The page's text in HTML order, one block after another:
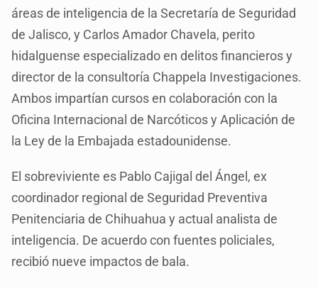
áreas de inteligencia de la Secretaría de Seguridad
de Jalisco, y Carlos Amador Chavela, perito
hidalguense especializado en delitos financieros y
director de la consultoría Chappela Investigaciones.
Ambos impartían cursos en colaboración con la
Oficina Internacional de Narcóticos y Aplicación de
la Ley de la Embajada estadounidense.
El sobreviviente es Pablo Cajigal del Ángel, ex
coordinador regional de Seguridad Preventiva
Penitenciaria de Chihuahua y actual analista de
inteligencia. De acuerdo con fuentes policiales,
recibió nueve impactos de bala.